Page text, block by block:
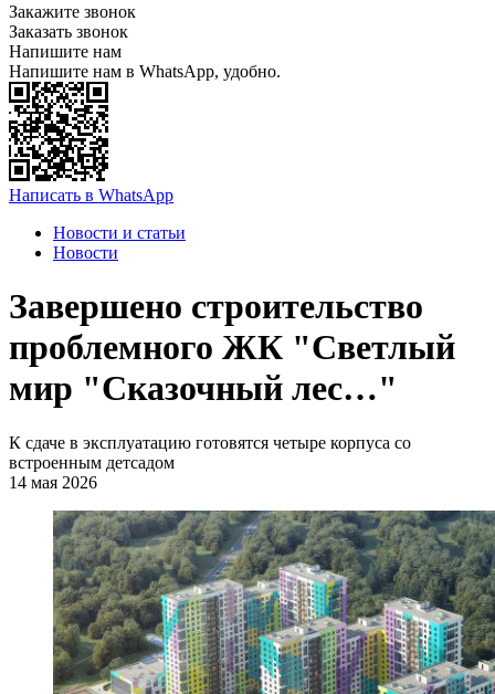
Закажите звонок
Заказать звонок
Напишите нам
Напишите нам в WhatsApp, удобно.
Написать в WhatsApp
Новости и статьи
Новости
Завершено строительство
проблемного ЖК "Светлый
мир "Сказочный лес…"
К сдаче в эксплуатацию готовятся четыре корпуса со
встроенным детсадом
14 мая 2026